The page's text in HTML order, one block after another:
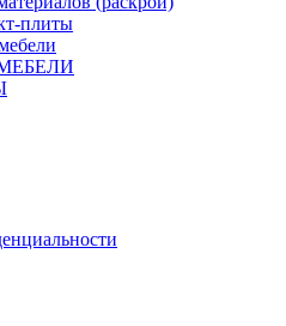
плиты